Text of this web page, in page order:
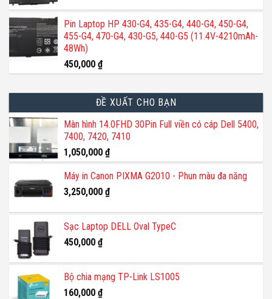
Pin Laptop HP 430-G4, 435-G4, 440-G4, 450-G4,
455-G4, 470-G4, 430-G5, 440-G5 (11.4V-4210mAh-
48Wh)
450,000 ₫
ĐỀ XUẤT CHO BẠN
Màn hình 14.0FHD 30Pin Full viền có cáp Dell 5400,
7400, 7420, 7410
1,050,000 ₫
Máy in Canon PIXMA G2010 - Phun màu đa năng
3,250,000 ₫
Sạc Laptop DELL Oval TypeC
450,000 ₫
Bộ chia mạng TP-Link LS1005
160,000 ₫